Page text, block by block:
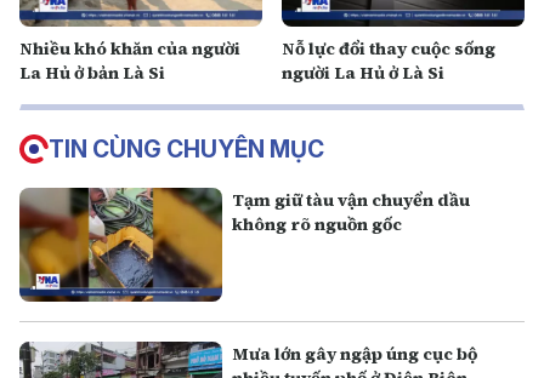
Nhiều khó khăn của người
La Hủ ở bản Là Si
Nỗ lực đổi thay cuộc sống
người La Hủ ở Là Si
TIN CÙNG CHUYÊN MỤC
Tạm giữ tàu vận chuyển dầu
không rõ nguồn gốc
Mưa lớn gây ngập úng cục bộ